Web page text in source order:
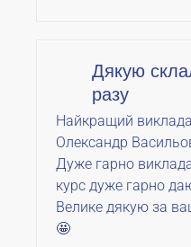
Дякую
разу
Найкращий
Олександр
Дуже гарно
курс дуже гарно
Велике дякую за
🤩